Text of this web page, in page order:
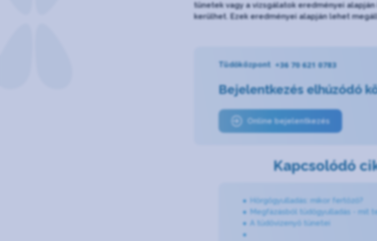
tünetek vagy a vizsgálatok eredményei
kerülhet. Ezek eredményei alapján lehet
Tüdőközpont +36 70 621 0783
Bejelentkezés elhúzódó
Online bejelentkezés
Kapcsolódó
Hörgőgyulladás: mikor fertőző?
Megfázásból tüdőgyulladás - mit
A tüdővizenyő tünetei